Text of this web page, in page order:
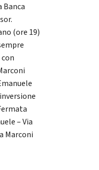
Banca
(ore 19)
– Via
Marconi